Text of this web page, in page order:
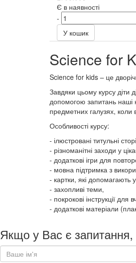
Є в наявності
-
У кошик
Science for
Science for kids – це
Завдяки цьому курсу діти
допомогою запитань наші
предметних галузях,
Особливості курсу:
- ілюстровані титульні
- різноманітні заходи у
- додаткові ігри для
- мовна підтримка з
- картки, які допомагають
- захопливі теми,
- покрокові інструкції для
- додаткові матеріали
Якщо у Вас є запитання,